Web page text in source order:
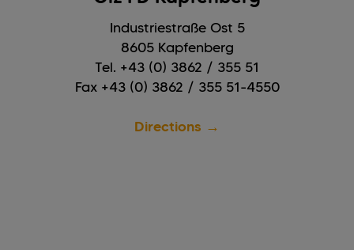
Industriestraße Ost 5
8605 Kapfenberg
Tel. +43 (0) 3862 / 355 51
Fax +43 (0) 3862 / 355 51-4550
Directions →